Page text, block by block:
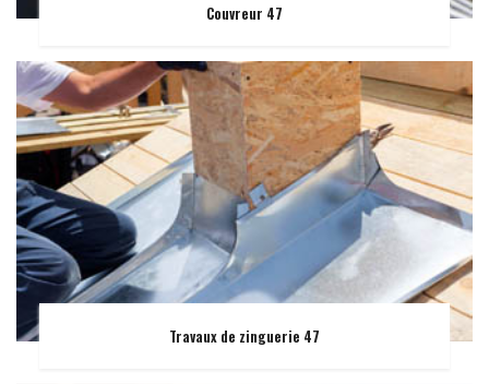
Couvreur 47
Travaux de zinguerie 47